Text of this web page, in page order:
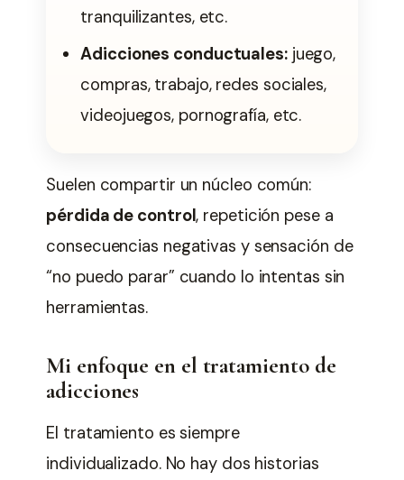
tranquilizantes, etc.
Adicciones conductuales:juego,
compras, trabajo, redes sociales,
videojuegos, pornografía, etc.
Suelen compartir un núcleo común:
pérdida de control, repetición pese a
consecuencias negativas y sensación de
“no puedo parar” cuando lo intentas sin
herramientas.
Mi enfoque en el tratamiento de
adicciones
El tratamiento es siempre
individualizado. No hay dos historias